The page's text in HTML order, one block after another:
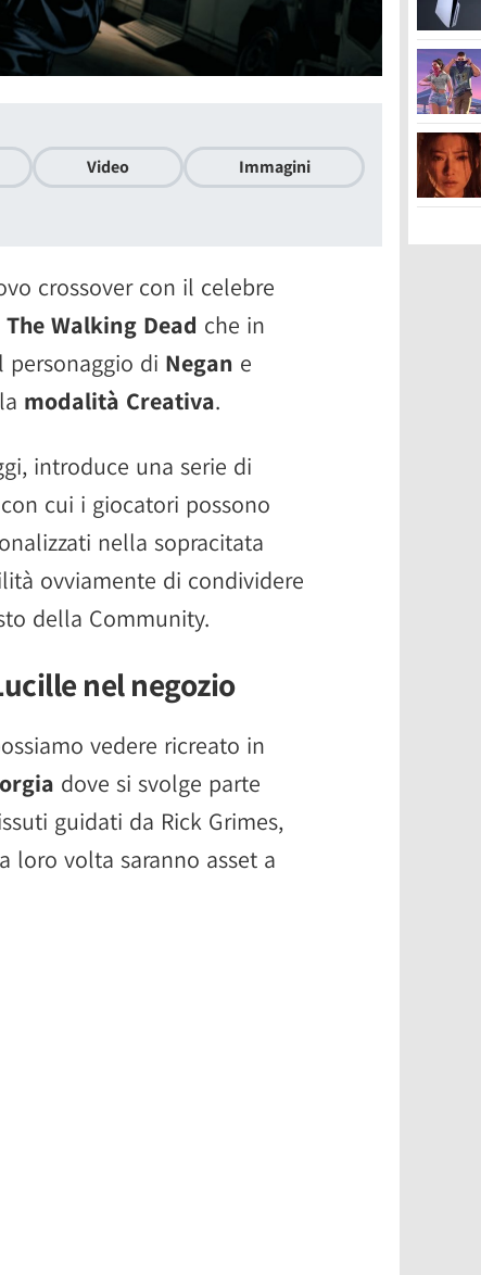
Video Immagini
crossover con il celebre
The Walking Dead che in
personaggio di Negan e
modalità Creativa.
introduce una serie di
con cui i giocatori possono
nella sopracitata
ovviamente di condividere
della Community.
nel negozio
vedere ricreato in
dove si svolge parte
guidati da Rick Grimes,
loro volta saranno asset a